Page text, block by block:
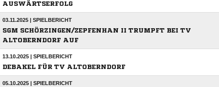
AUSWÄRTSERFOLG
03.11.2025 | SPIELBERICHT
SGM SCHÖRZINGEN/ZEPFENHAN II TRUMPFT BEI TV
ALTOBERNDORF AUF
13.10.2025 | SPIELBERICHT
DEBAKEL FÜR TV ALTOBERNDORF
05.10.2025 | SPIELBERICHT